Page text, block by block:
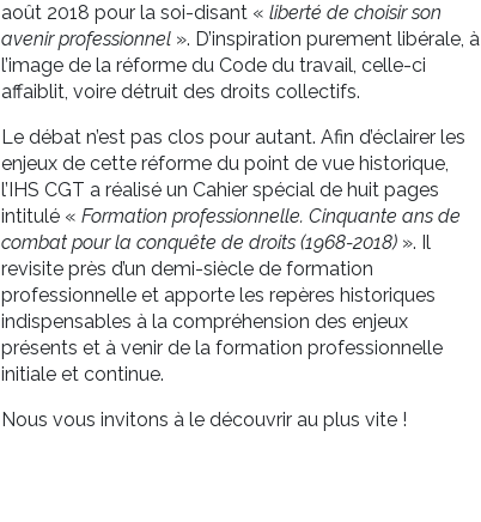
août 2018 pour la soi-disant « liberté de choisir son
avenir professionnel». D’inspiration purement libérale, à
l’image de la réforme du Code du travail, celle-ci
affaiblit, voire détruit des droits collectifs.
Le débat n’est pas clos pour autant. Afin d’éclairer les
enjeux de cette réforme du point de vue historique,
l’IHS CGT a réalisé un Cahier spécial de huit pages
intitulé « Formation professionnelle. Cinquante ans de
combat pour la conquête de droits (1968-2018)». Il
revisite près d’un demi-siècle de formation
professionnelle et apporte les repères historiques
indispensables à la compréhension des enjeux
présents et à venir de la formation professionnelle
initiale et continue.
Nous vous invitons à le découvrir au plus vite !